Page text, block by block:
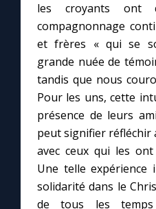
les croyants ont
compagnonnage
et frères « qui se
grande nuée de
tandis que nous
Pour les uns, cette
présence de leurs
peut signifier réfléchir
avec ceux qui les
Une telle
solidarité dans le
de tous les